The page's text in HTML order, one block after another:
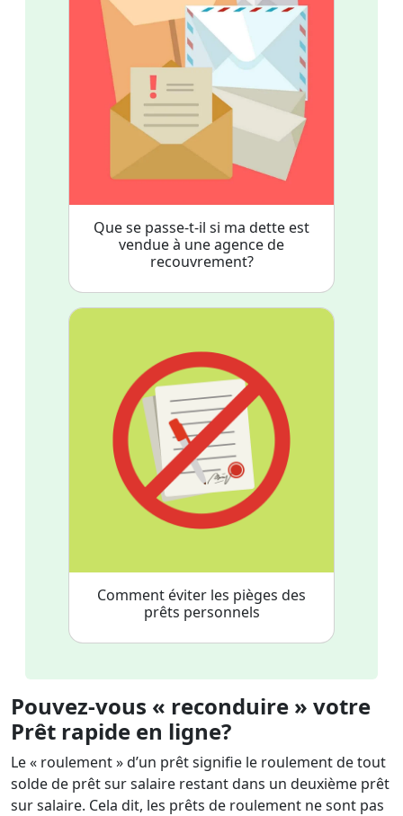
Que se passe-t-il si ma dette est
vendue à une agence de
recouvrement?
Comment éviter les pièges des
prêts personnels
Pouvez-vous « reconduire » votre
Prêt rapide en ligne?
Le « roulement » d’un prêt signifie le roulement de tout
solde de prêt sur salaire restant dans un deuxième prêt
sur salaire. Cela dit, les prêts de roulement ne sont pas